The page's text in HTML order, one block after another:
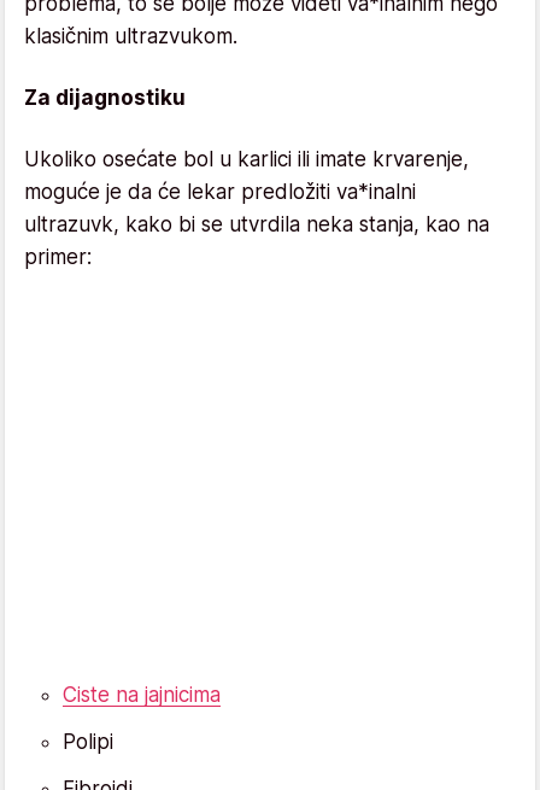
klasičnim ultrazvukom.
Za dijagnostiku
Ukoliko osećate bol u karlici ili imate krvarenje,
moguće je da će lekar predložiti va*inalni
ultrazuvk, kako bi se utvrdila neka stanja, kao na
primer:
Ciste na jajnicima
Polipi